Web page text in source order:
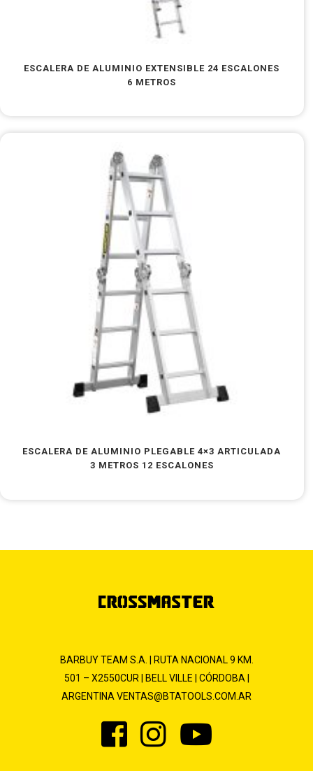
ESCALERA DE ALUMINIO EXTENSIBLE 24 ESCALONES
6 METROS
ESCALERA DE ALUMINIO PLEGABLE 4×3 ARTICULADA
3 METROS 12 ESCALONES
BARBUY TEAM S.A. | RUTA NACIONAL 9 KM.
501 – X2550CUR | BELL VILLE | CÓRDOBA |
ARGENTINA VENTAS@BTATOOLS.COM.AR